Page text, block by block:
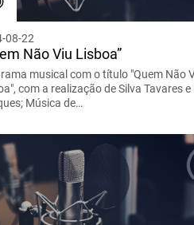
08-22
Não Viu Lisboa”
musical com o título "Quem Não
com a realização de Silva Tavares
Música de…